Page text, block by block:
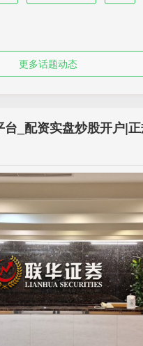
更多话题动态
台_配资实盘炒股开户|